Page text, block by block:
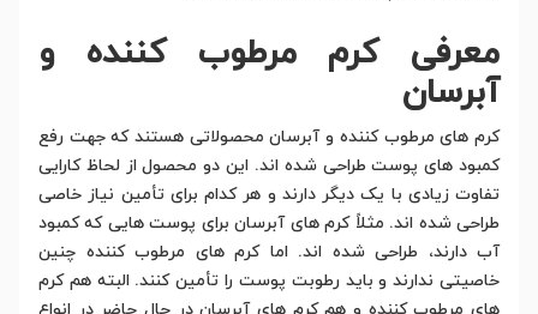
معرفی کرم مرطوب کننده و
آبرسان
کرم های مرطوب کننده و آبرسان محصولاتی هستند که جهت رفع
کمبود های پوست طراحی شده اند. این دو محصول از لحاظ کارایی
تفاوت زیادی با یک دیگر دارند و هر کدام برای تأمین نیاز خاصی
طراحی شده اند. مثلاً کرم های آبرسان برای پوست هایی که کمبود
آب دارند، طراحی شده اند. اما کرم های مرطوب کننده چنین
خاصیتی ندارند و باید رطوبت پوست را تأمین کنند. البته هم کرم